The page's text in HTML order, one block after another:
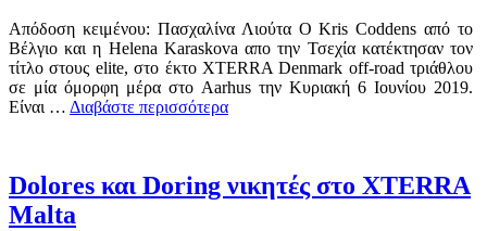
Απόδοση κειμένου: Πασχαλίνα Λιούτα Ο Kris Coddens από το
Βέλγιο και η Helena Karaskova απο την Τσεχία κατέκτησαν τον
τίτλο στους elite, στο έκτο XTERRA Denmark off-road τριάθλου
σε μία όμορφη μέρα στο Aarhus την Κυριακή 6 Ιουνίου 2019.
Είναι … Διαβάστε περισσότερα
Dolores και Doring νικητές στο XTERRA
Malta